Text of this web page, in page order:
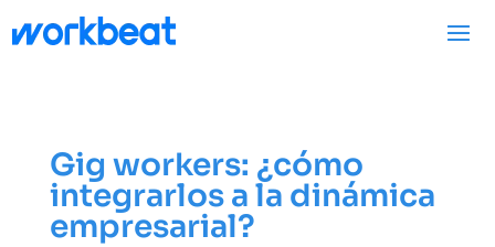
Gig workers: ¿cómo
integrarlos a la dinámica
empresarial?